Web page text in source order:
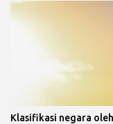
Klasifikasi negara